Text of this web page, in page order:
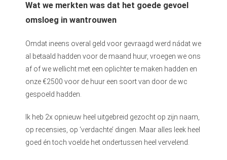
Wat we merkten was dat het goede gevoel
omsloeg in wantrouwen
Omdat ineens overal geld voor gevraagd werd nádat we
al betaald hadden voor de maand huur, vroegen we ons
af of we wellicht met een oplichter te maken hadden en
onze €2500 voor de huur een soort van door de wc
gespoeld hadden.
Ik heb 2x opnieuw heel uitgebreid gezocht op zijn naam,
op recensies, op ‘verdachte’ dingen. Maar alles leek heel
goed én toch voelde het ondertussen heel vervelend.